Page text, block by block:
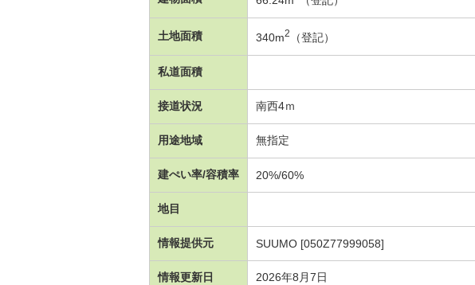
土地面積 340m2 （登記）
私道面積
接道状況 南西4ｍ
用途地域 無指定
建ぺい率/容積率 20%/60%
地目
情報提供元 SUUMO [050Z77999058]
情報更新日 2026年8月7日